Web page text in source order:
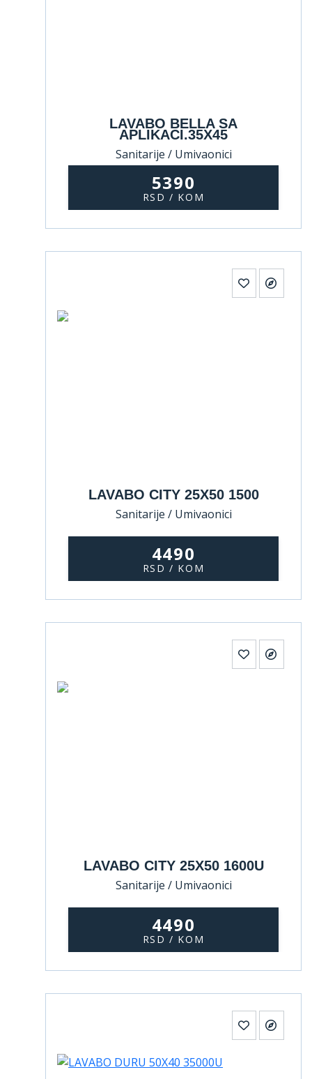
LAVABO BELLA SA
APLIKACI.35X45
Sanitarije / Umivaonici
5390
RSD / KOM
LAVABO CITY 25X50 1500
Sanitarije / Umivaonici
4490
RSD / KOM
LAVABO CITY 25X50 1600U
Sanitarije / Umivaonici
4490
RSD / KOM